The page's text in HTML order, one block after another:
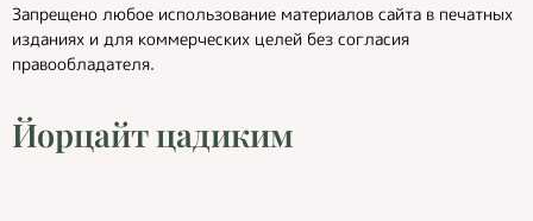
Запрещено любое использование материалов сайта в печатных
изданиях и для коммерческих целей без согласия
правообладателя.
Йорцайт цадиким